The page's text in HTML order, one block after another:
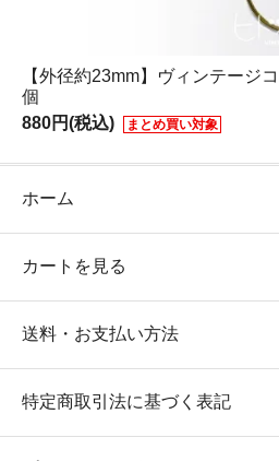
【外径約23mm】ヴィンテージ
個
880円(税込)
まとめ買い対象
ホーム
カートを見る
送料・お支払い方法
特定商取引法に基づく表記